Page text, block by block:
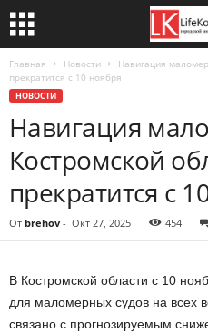
Главная Новости
Навигация
прекратится с 10 ноября
НОВОСТИ
Навигация
Костромской
прекратится с
От brehov - Окт 27, 2025 454
В Костромской области с 10
для маломерных судов на всех
связано с прогнозируемым